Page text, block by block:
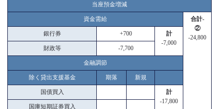
当座預金増減
資金需給
合計-
②
-24,800
銀行券 +700
計
-7,000
財政等 -7,700
金融調節
除く貸出支援基金 期落 新規
国債買入
計
-17,800
国庫短期証券買入